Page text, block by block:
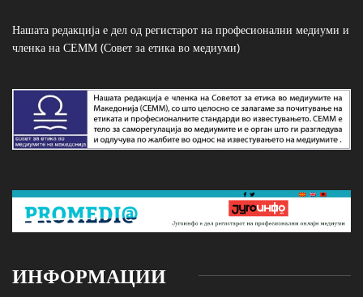
Нашата редакција е дел од регистарот на професионални медиуми и
членка на СЕММ (Совет за етика во медиуми)
ИНФОРМАЦИИ